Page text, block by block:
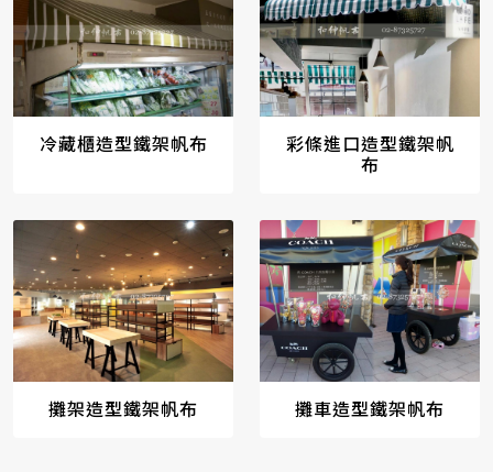
冷藏櫃造型鐵架帆布
彩條進口造型鐵架帆
布
攤架造型鐵架帆布 攤車造型鐵架帆布